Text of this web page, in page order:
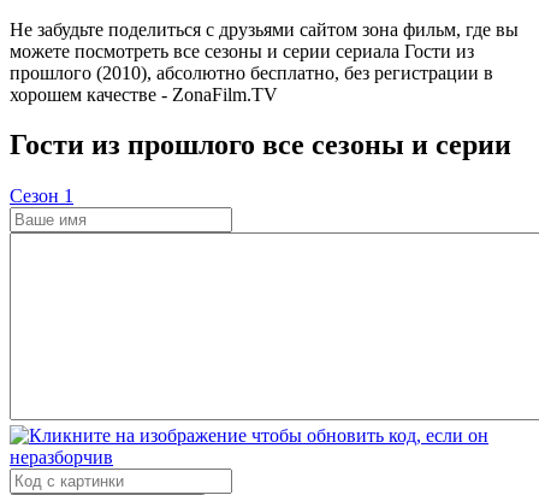
Не забудьте поделиться с друзьями сайтом зона фильм, где вы
можете посмотреть все сезоны и серии сериала Гости из
прошлого (2010), абсолютно бесплатно, без регистрации в
хорошем качестве - ZonaFilm.TV
Гости из прошлого все сезоны и серии
Cезон 1